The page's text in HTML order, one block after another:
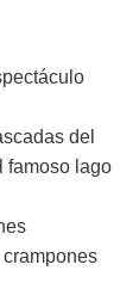
del
famoso lago